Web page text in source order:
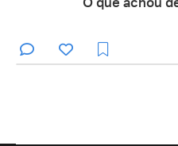
O que achou